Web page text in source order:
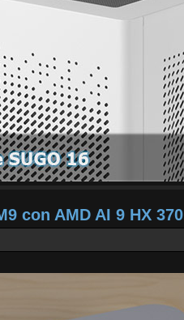
con AMD AI 9 HX 370